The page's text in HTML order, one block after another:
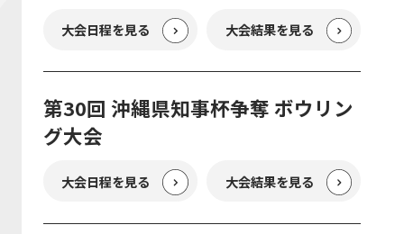
大会日程を見る 大会結果を見る
第30回 沖縄県知事杯争奪 ボウリン
グ大会
大会日程を見る 大会結果を見る